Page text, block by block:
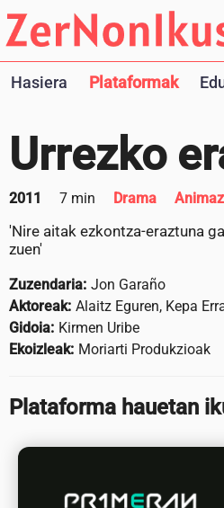
Hasiera Plataformak
Urrezko
2011 7 min Drama
'Nire aitak ezkontza-eraztuna
zuen'
Zuzendaria: Jon Garaño
Aktoreak: Alaitz Eguren, Kepa
Gidoia: Kirmen Uribe
Ekoizleak: Moriarti Produkzioak
Plataforma hauetan